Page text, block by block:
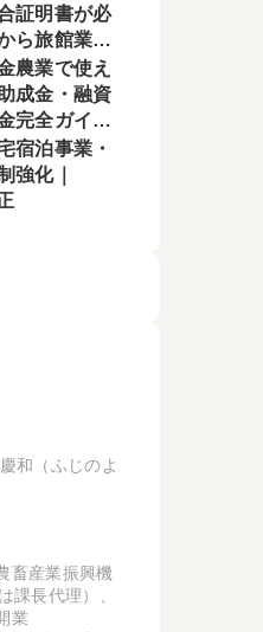
マーケッ
生存戦略
証明書が必
ら旅館業へ
化！令和8年
新通達を徹
農業で使え
成金・融資
完全ガイド
】
宿泊事業・
強化｜
和（ふじのよ
畜産業振興機
課長代理）、
業